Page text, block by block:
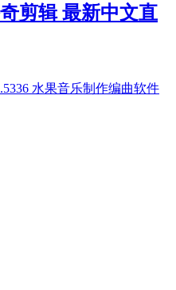
剪辑 最新中文直